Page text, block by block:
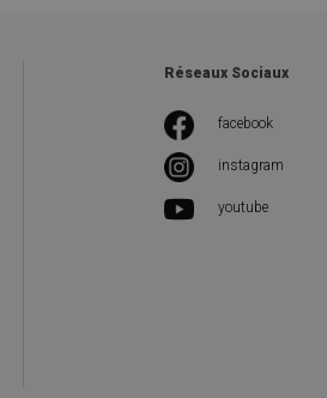
Réseaux Sociaux
facebook
instagram
youtube